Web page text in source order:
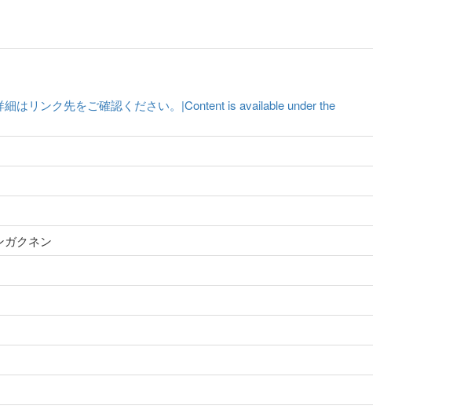
はリンク先をご確認ください。|Content is available under the
クネン